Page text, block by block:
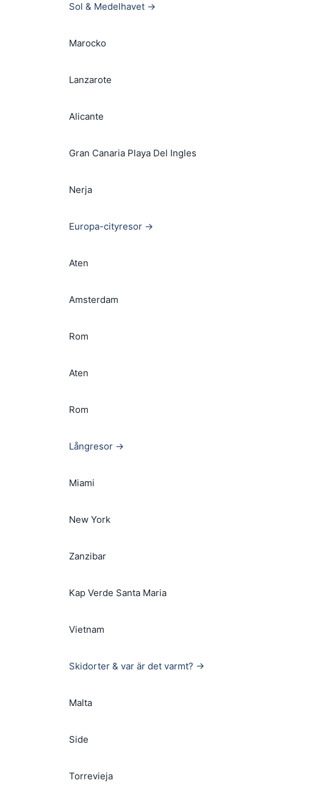
Sol & Medelhavet →
Marocko
Lanzarote
Alicante
Gran Canaria Playa Del Ingles
Nerja
Europa-cityresor →
Aten
Amsterdam
Rom
Aten
Rom
Långresor →
Miami
New York
Zanzibar
Kap Verde Santa Maria
Vietnam
Skidorter & var är det varmt? →
Malta
Side
Torrevieja